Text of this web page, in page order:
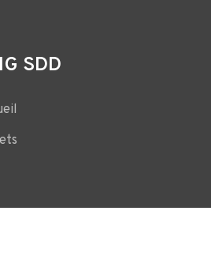
SDD